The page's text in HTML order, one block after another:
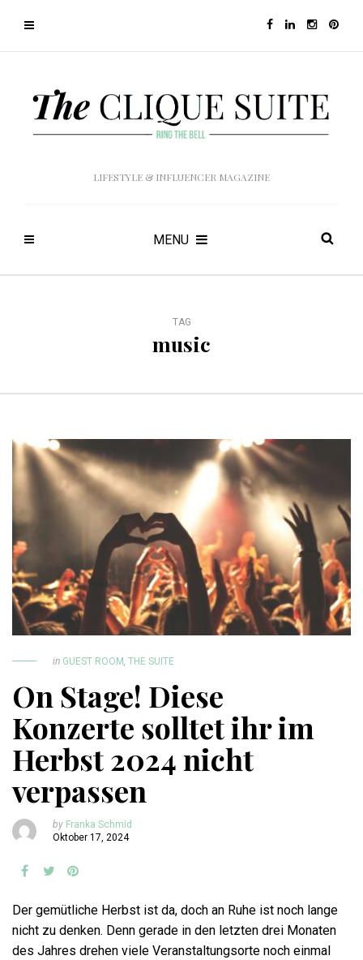
LIFESTYLE & INFLUENCER MAGAZINE
MENU
TAG
music
in GUEST ROOM, THE SUITE
On Stage! Diese
Konzerte solltet ihr im
Herbst 2024 nicht
verpassen
by Franka Schmid
Oktober 17, 2024
Der gemütliche Herbst ist da, doch an Ruhe ist noch lange
nicht zu denken. Denn gerade in den letzten drei Monaten
des Jahres drehen viele Veranstaltungsorte noch einmal